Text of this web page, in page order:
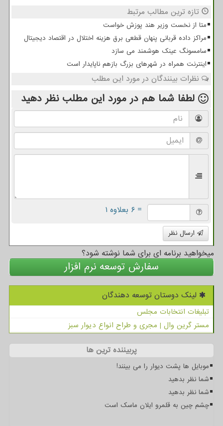
تازه ترین مطالب مرتبط
متا از نخست وزیر هند پوزش خواست
مراکز داده قربانی پنهان قطعی برق هزینه اختلال در اقتصاد دیجیتال
سامسونگ عینک هوشمند می سازد
اینترنت همراه در شهرهای بزرگ بازهم ناپایدار است
نظرات بینندگان در مورد این مطلب
لطفا شما هم در مورد این مطلب نظر دهید
= ۶ بعلاوه ۱
ارسال نظر
میخواهید برنامه ای برای شما نوشته شود؟
سفارش توسعه نرم افزار
لینک دوستان توسعه دهندگان
تبلیغات انتخابات مجلس
مستر گرین وال | مجری و طراح انواع دیوار سبز
پربیننده ترین ها
موبایل ها پشت دیوار را می بینند!
شما نظر بدهید
شما نظر بدهید
چشم چین به قلمرو ایلان ماسک است